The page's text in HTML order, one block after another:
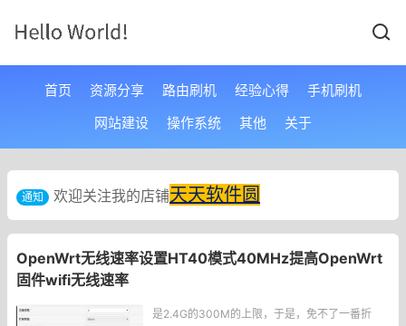
首页 资源分享 路由刷机 经验心得
手机刷机
网站建设
操作系统 其他 关于
通知 欢迎关注我的店铺天天软件圆
OpenWrt无线速率设置HT40模式40MHz提高OpenWrt
固件wifi无线速率
是2.4G的300M的上限，于是，免不了一番折